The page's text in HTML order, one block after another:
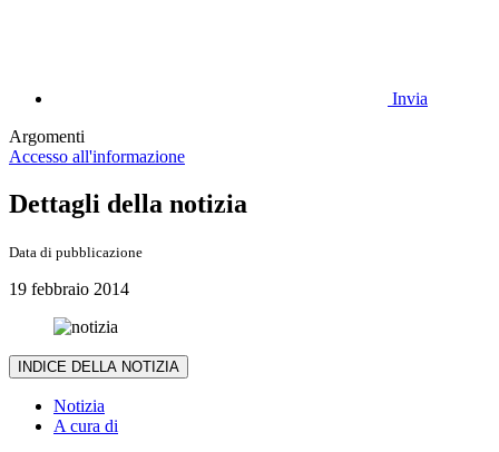
Invia
Argomenti
Accesso all'informazione
Dettagli della notizia
Data di pubblicazione
19 febbraio 2014
INDICE DELLA NOTIZIA
Notizia
A cura di